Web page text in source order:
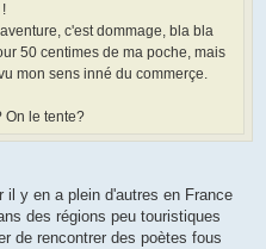
c'est dommage, bla bla
50 centimes de ma poche, mais
mon sens inné du commerçe.
On le tente?
il y en a plein d'autres en France
des régions peu touristiques
de rencontrer des poètes fous